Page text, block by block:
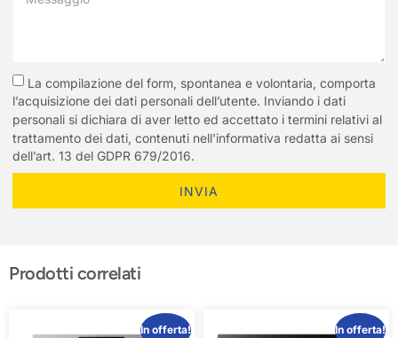
La compilazione del form, spontanea e volontaria, comporta
l’acquisizione dei dati personali dell’utente. Inviando i dati
personali si dichiara di aver letto ed accettato i termini relativi al
trattamento dei dati, contenuti nell'informativa redatta ai sensi
dell’art. 13 del GDPR 679/2016.
INVIA
Prodotti correlati
In offerta! In offerta!